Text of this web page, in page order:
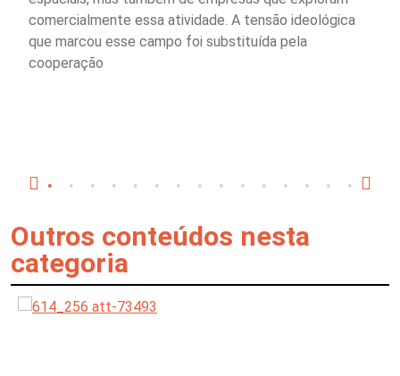
comercialmente essa atividade. A tensão ideológica
que marcou esse campo foi substituída pela
cooperação
Outros conteúdos nesta
categoria